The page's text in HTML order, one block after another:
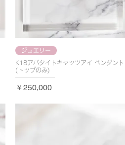
ジュエリー
K18アパタイトキャッツアイ ペンダント
(トップのみ)
価格
￥250,000